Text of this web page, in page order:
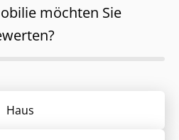
möchten Sie
Haus